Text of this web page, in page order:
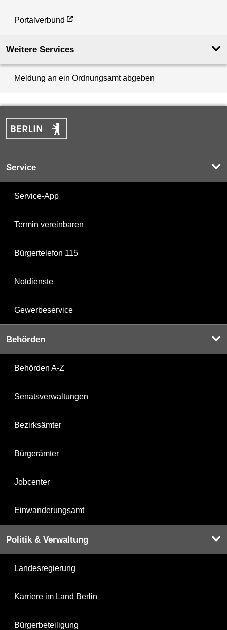
Portalverbund
Weitere Services
Meldung an ein Ordnungsamt abgeben
Service
Service-App
Termin vereinbaren
Bürgertelefon 115
Notdienste
Gewerbeservice
Behörden
Behörden A-Z
Senatsverwaltungen
Bezirksämter
Bürgerämter
Jobcenter
Einwanderungsamt
Politik & Verwaltung
Landesregierung
Karriere im Land Berlin
Bürgerbeteiligung